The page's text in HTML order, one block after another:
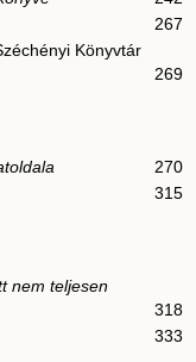
267
Könyvtár
269
270
315
nem teljesen
318
333